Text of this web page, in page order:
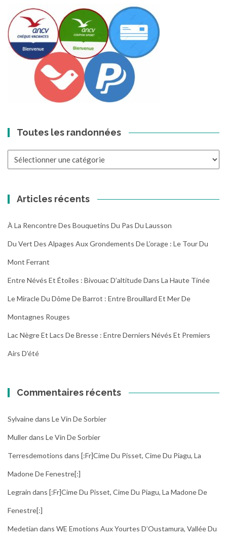
Toutes les randonnées
Toutes
Articles récents
À La Rencontre Des Bouquetins Du Pas Du Lausson
Du Vert Des Alpages Aux Grondements De L’orage : Le Tour Du
Mont Ferrant
Entre Névés Et Étoiles : Bivouac D’altitude Dans La Haute Tinée
Le Miracle Du Dôme De Barrot : Entre Brouillard Et Mer De
Montagnes Rouges
Lac Nègre Et Lacs De Bresse : Entre Derniers Névés Et Premiers
Airs D’été
Commentaires récents
Sylvainedans Le Vin De Sorbier
Mullerdans Le Vin De Sorbier
Terresdemotions dans [:fr]Cime Du Pisset, Cime Du Piagu, La
Madone De Fenestre[:]
Legrain dans [:fr]Cime Du Pisset, Cime Du Piagu, La Madone De
Fenestre[:]
Medetian dans WE Emotions Aux Yourtes D’Oustamura, Vallée Du